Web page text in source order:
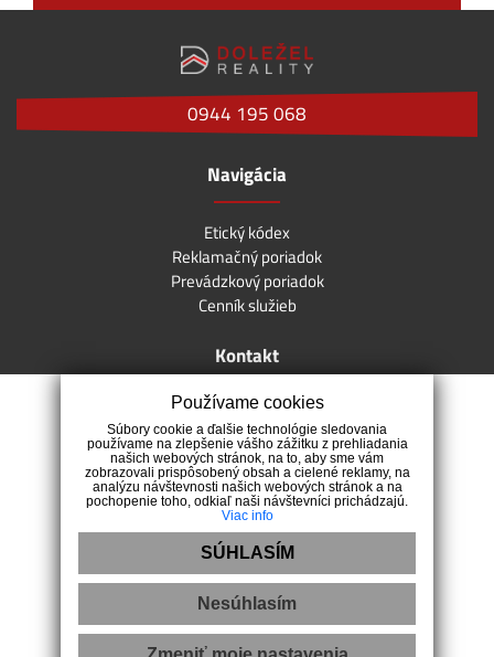
0944 195 068
Navigácia
Etický kódex
Reklamačný poriadok
Prevádzkový poriadok
Cenník služieb
Kontakt
Muškátová 492/12, 04011 Košice - mestská časť Západ
0944 195 068
dolezel@dolezelreality.sk
Ochrana osobných údajov|Pravidlá cookies
Používame cookies
Súbory cookie a ďalšie technológie sledovania
používame na zlepšenie vášho zážitku z prehliadania
našich webových stránok, na to, aby sme vám
zobrazovali prispôsobený obsah a cielené reklamy, na
analýzu návštevnosti našich webových stránok a na
pochopenie toho, odkiaľ naši návštevníci prichádzajú.
Viac info
SÚHLASÍM
Nesúhlasím